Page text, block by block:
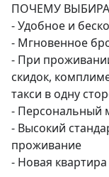
ПОЧЕМУ
- Удобное и
- Мгновенное
- При
скидок,
такси в одну
- Персональный
- Высокий
проживание
- Новая